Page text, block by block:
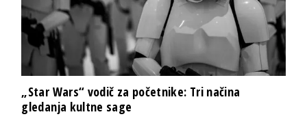
„Star Wars“ vodič za početnike: Tri načina
gledanja kultne sage